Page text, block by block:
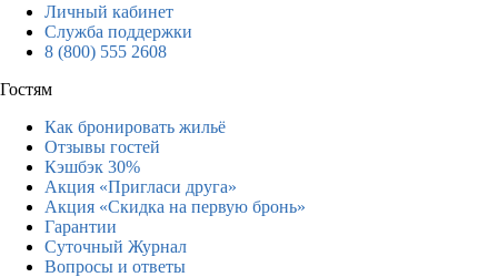
Личный кабинет
Служба поддержки
8 (800) 555 2608
Гостям
Как бронировать жильё
Отзывы гостей
Кэшбэк 30%
Акция «Пригласи друга»
Акция «Скидка на первую бронь»
Гарантии
Суточный Журнал
Вопросы и ответы